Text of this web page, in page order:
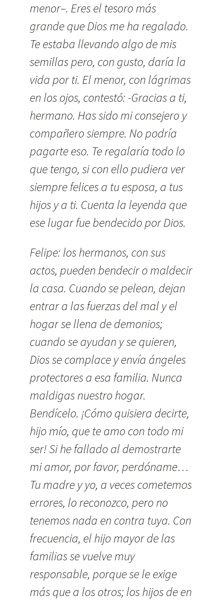
menor–. Eres el tesoro más
grande que Dios me ha regalado.
Te estaba llevando algo de mis
semillas pero, con gusto, daría la
vida por ti. El menor, con lágrimas
en los ojos, contestó: -Gracias a ti,
hermano. Has sido mi consejero y
compañero siempre. No podría
pagarte eso. Te regalaría todo lo
que tengo, si con ello pudiera ver
siempre felices a tu esposa, a tus
hijos y a ti. Cuenta la leyenda que
ese lugar fue bendecido por Dios.
Felipe: los hermanos, con sus
actos, pueden bendecir o maldecir
la casa. Cuando se pelean, dejan
entrar a las fuerzas del mal y el
hogar se llena de demonios;
cuando se ayudan y se quieren,
Dios se complace y envía ángeles
protectores a esa familia. Nunca
maldigas nuestro hogar.
Bendícelo. ¡Cómo quisiera decirte,
hijo mío, que te amo con todo mi
ser! Si he fallado al demostrarte
mi amor, por favor, perdóname…
Tu madre y yo, a veces cometemos
errores, lo reconozco, pero no
tenemos nada en contra tuya. Con
frecuencia, el hijo mayor de las
familias se vuelve muy
responsable, porque se le exige
más que a los otros; los hijos de en